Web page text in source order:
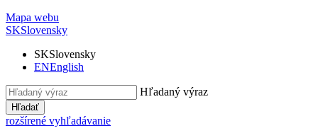
Mapa webu
SKSlovensky
SKSlovensky
ENEnglish
Hľadaný výraz
Hľadať
rozšírené vyhľadávanie